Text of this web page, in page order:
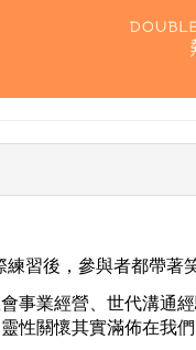
習後，參與者都帶著
事業經營、世代溝通
性關懷其實滿佈在我們